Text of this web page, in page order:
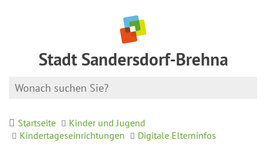
Stadt Sandersdorf-Brehna
Startseite
Kinder und Jugend
Kindertageseinrichtungen
Digitale Elterninfos